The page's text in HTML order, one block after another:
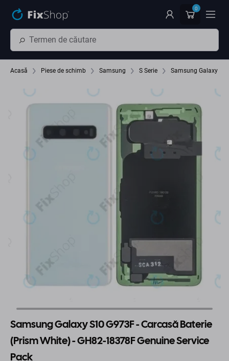
0
Acasă Piese de schimb Samsung S Serie Samsung Galaxy
Samsung Galaxy S10 G973F - Carcasă Baterie
(Prism White) - GH82-18378F Genuine Service
Pack